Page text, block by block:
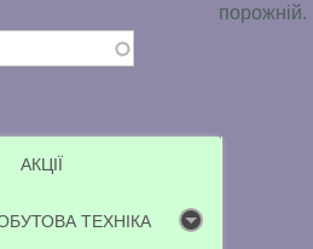
порожній.
АКЦІЇ
ТЕХНІКА